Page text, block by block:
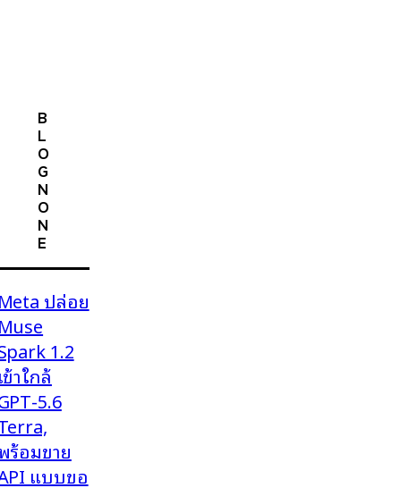
B
L
O
G
N
O
N
E
ปล่อย
1.2
ข้าใกล้
5.6
ร้อมขาย
แบบขอ